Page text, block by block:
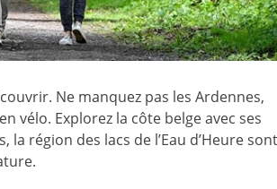
Ne manquez pas les Ardennes,
vélo. Explorez la côte belge avec ses
région des lacs de l’Eau d’Heure sont